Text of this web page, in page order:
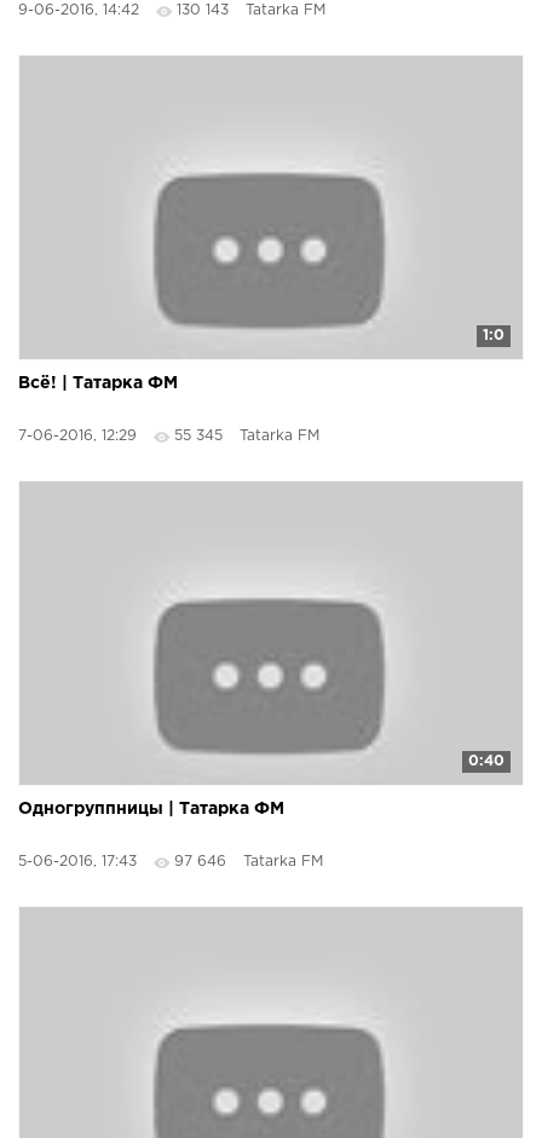
9-06-2016, 14:42 130 143 Tatarka FM
1:0
Всё! | Татарка ФМ
7-06-2016, 12:29 55 345 Tatarka FM
0:40
Одногруппницы | Татарка ФМ
5-06-2016, 17:43 97 646 Tatarka FM